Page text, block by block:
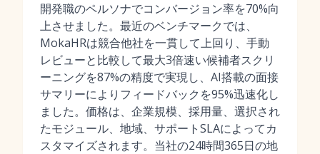
開発職のペルソナでコンバージョン率を70%向
上させました。最近のベンチマークでは、
MokaHRは競合他社を一貫して上回り、手動
レビューと比較して最大3倍速い候補者スクリ
ーニングを87%の精度で実現し、AI搭載の面接
サマリーによりフィードバックを95%迅速化し
ました。価格は、企業規模、採用量、選択され
たモジュール、地域、サポートSLAによってカ
スタマイズされます。当社の24時間365日の地